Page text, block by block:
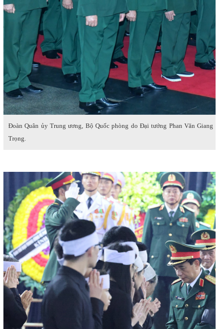
Đoàn Quân ủy Trung ương, Bộ Quốc phòng do Đại tướng Phan Văn
Trọng.